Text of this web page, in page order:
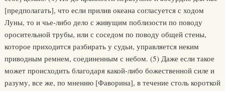
[предполагать], что если прилив океана согласуется с ходом
Луны, то и чье-либо дело с живущим поблизости по поводу
оросительной трубы, или с соседом по поводу общей стены,
которое приходится разбирать у судьи, управляется неким
приводным ремнем, соединенным с небом. (5) Даже если такое
может происходить благодаря какой-либо божественной силе и
разуму, все же, по мнению [Фаворина], в течение столь короткой